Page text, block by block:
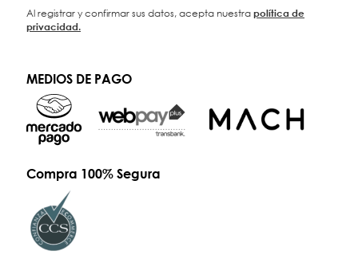
Al registrar y confirmar sus datos, acepta nuestrapolítica de
privacidad.
MEDIOS DE PAGO
Compra 100% Segura